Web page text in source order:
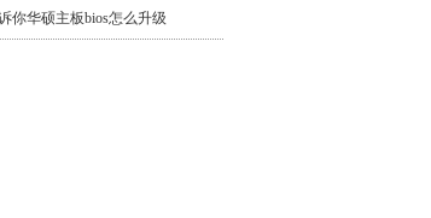
你华硕主板bios怎么升级